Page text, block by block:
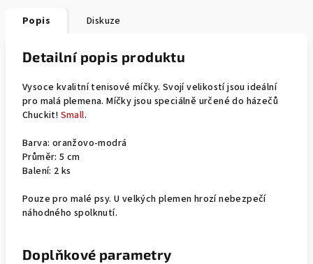
Popis Diskuze
Detailní popis produktu
Vysoce kvalitní tenisové míčky. Svojí velikostí jsou ideální
pro malá plemena. Míčky jsou speciálně určené do házečů
Chuckit! Small.
Barva: oranžovo-modrá
Průměr: 5 cm
Balení: 2 ks
Pouze pro malé psy. U velkých plemen hrozí nebezpečí
náhodného spolknutí.
Doplňkové parametry